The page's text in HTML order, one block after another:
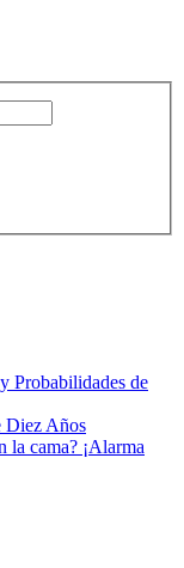
Probabilidades de
Diez Años
la cama? ¡Alarma